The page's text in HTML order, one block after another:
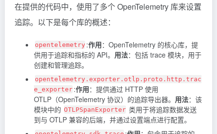
在提供的代码中，使用了多个 OpenTelemetry 库来设置
追踪。以下是每个库的概述：
opentelemetry :作用：OpenTelemetry 的核心库，提
供用于追踪和指标的 API。 用法：包括 trace 模块，用于
创建和管理追踪。
opentelemetry.exporter.otlp.proto.http.trac
e_exporter :作用：提供通过 HTTP 使用
OTLP（OpenTelemetry 协议）的追踪导出器。 用法：该
模块中的 OTLPSpanExporter 类用于将追踪数据发送
到与 OTLP 兼容的后端，并通过设置端点进行配置。